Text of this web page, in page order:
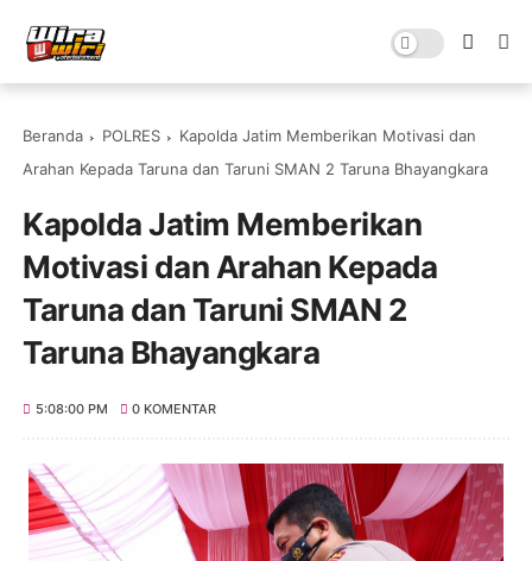
Beranda POLRES
Kapolda Jatim Memberikan Motivasi dan
Arahan Kepada Taruna dan Taruni SMAN 2 Taruna Bhayangkara
Kapolda Jatim Memberikan
Motivasi dan Arahan Kepada
Taruna dan Taruni SMAN 2
Taruna Bhayangkara
5:08:00 PM 0 KOMENTAR